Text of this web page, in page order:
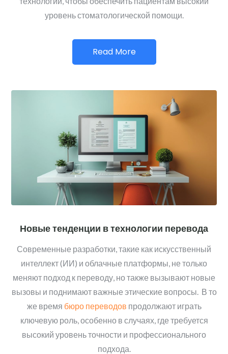
уровень стоматологической помощи.
Read More
Новые тенденции в технологии перевода
Современные разработки, такие как искусственный
интеллект (ИИ) и облачные платформы, не только
меняют подход к переводу, но также вызывают новые
вызовы и поднимают важные этические вопросы. В то
же время бюро переводов продолжают играть
ключевую роль, особенно в случаях, где требуется
высокий уровень точности и профессионального
подхода.